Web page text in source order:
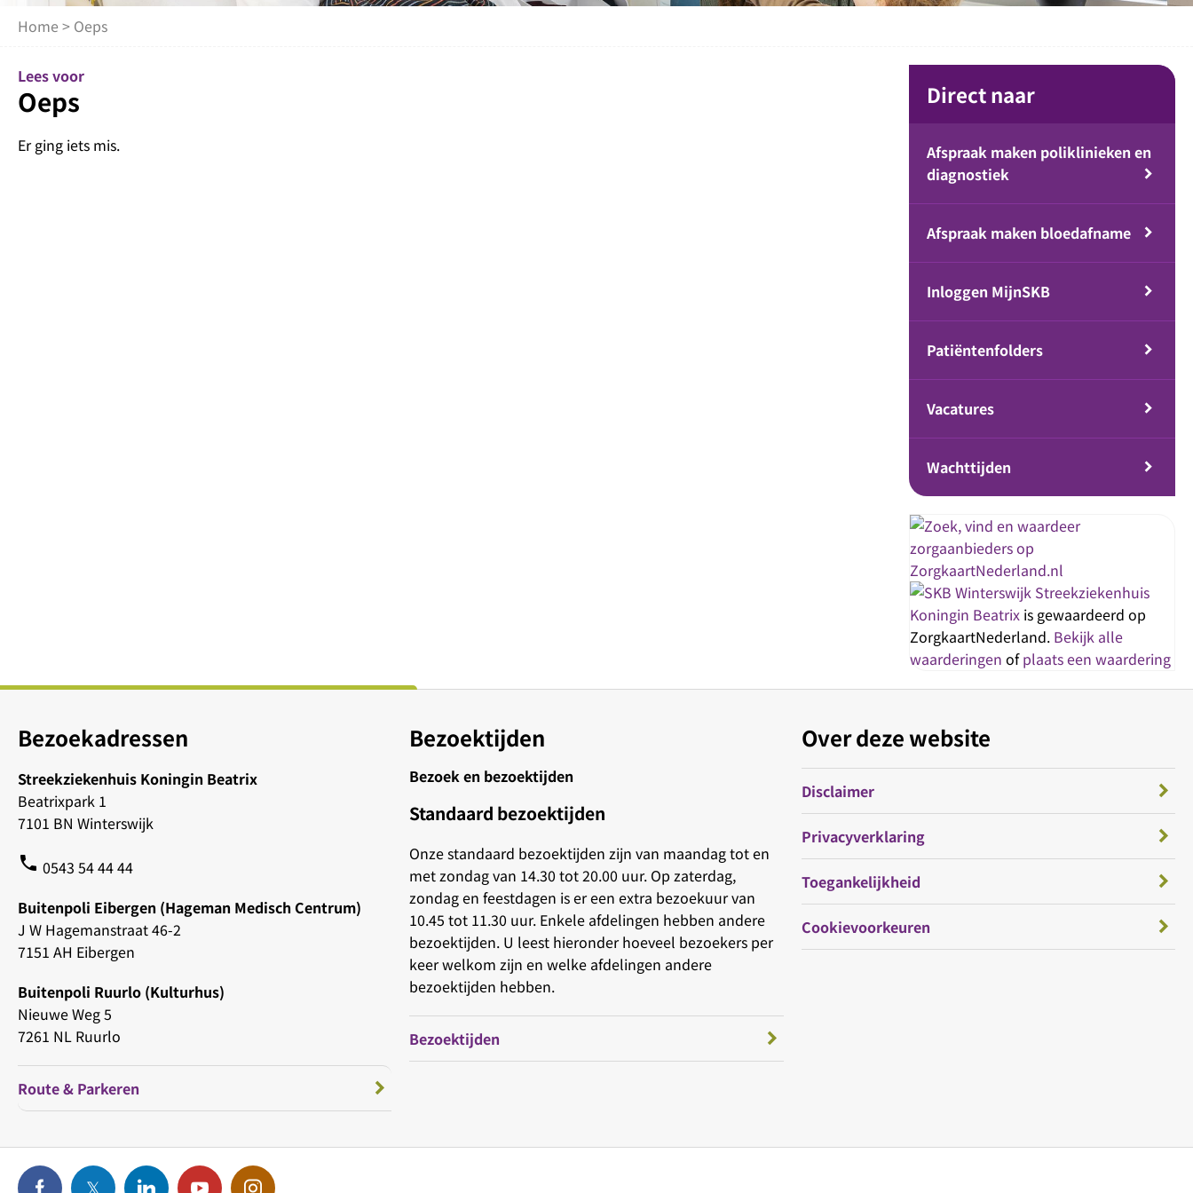
Home > Oeps
Lees voor
Oeps
Er ging iets mis.
Direct naar
Afspraak maken poliklinieken en
diagnostiek
Afspraak maken bloedafname
Inloggen MijnSKB
Patiëntenfolders
Vacatures
Wachttijden
Streekziekenhuis
Koningin Beatrix is gewaardeerd op
ZorgkaartNederland. Bekijk alle
waarderingen ofplaats een waardering
Bezoekadressen
Streekziekenhuis Koningin Beatrix
Beatrixpark 1
7101 BN Winterswijk
phone 0543 54 44 44
Buitenpoli Eibergen (Hageman Medisch Centrum)
J W Hagemanstraat 46-2
7151 AH Eibergen
Buitenpoli Ruurlo (Kulturhus)
Nieuwe Weg 5
7261 NL Ruurlo
Route & Parkeren
Bezoektijden
Bezoek en bezoektijden
Standaard bezoektijden
Onze standaard bezoektijden zijn van maandag tot en
met zondag van 14.30 tot 20.00 uur. Op zaterdag,
zondag en feestdagen is er een extra bezoekuur van
10.45 tot 11.30 uur. Enkele afdelingen hebben andere
bezoektijden. U leest hieronder hoeveel bezoekers per
keer welkom zijn en welke afdelingen andere
bezoektijden hebben.
Bezoektijden
Over deze website
Disclaimer
Privacyverklaring
Toegankelijkheid
Cookievoorkeuren